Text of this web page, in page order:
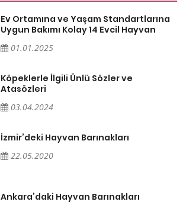
Ev Ortamına ve Yaşam Standartlarına
Uygun Bakımı Kolay 14 Evcil Hayvan
01.01.2025
Köpeklerle İlgili Ünlü Sözler ve
Atasözleri
03.04.2024
İzmir’deki Hayvan Barınakları
22.05.2020
Ankara’daki Hayvan Barınakları